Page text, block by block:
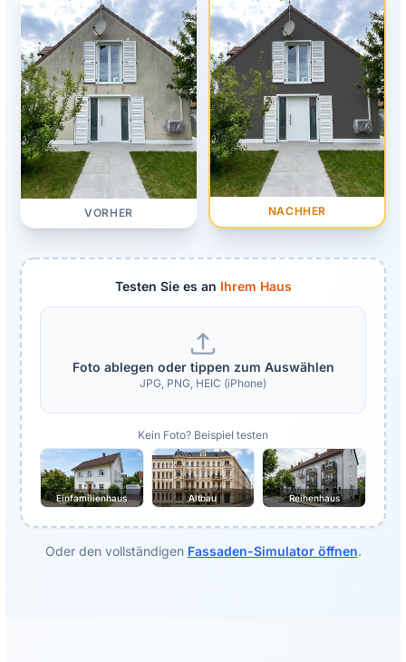
VORHER NACHHER
Testen Sie es an Ihrem Haus
Foto ablegen oder tippen zum Auswählen
JPG, PNG, HEIC (iPhone)
Kein Foto? Beispiel testen
Einfamilienhaus Altbau Reihenhaus
Oder den vollständigen Fassaden-Simulator öffnen.